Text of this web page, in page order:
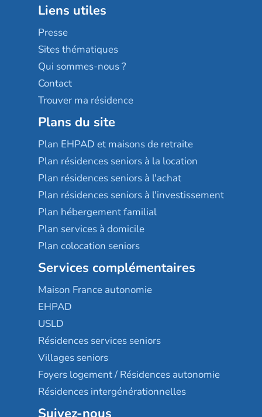
Les villages d'or
Sérénys
Résidences services Villa Médicis
Liens utiles
Presse
Sites thématiques
Qui sommes-nous ?
Contact
Trouver ma résidence
Plans du site
Plan EHPAD et maisons de retraite
Plan résidences seniors à la location
Plan résidences seniors à l'achat
Plan résidences seniors à l'investissement
Plan hébergement familial
Plan services à domicile
Plan colocation seniors
Services complémentaires
Maison France autonomie
EHPAD
USLD
Résidences services seniors
Villages seniors
Foyers logement / Résidences autonomie
Résidences intergénérationnelles
Suivez-nous